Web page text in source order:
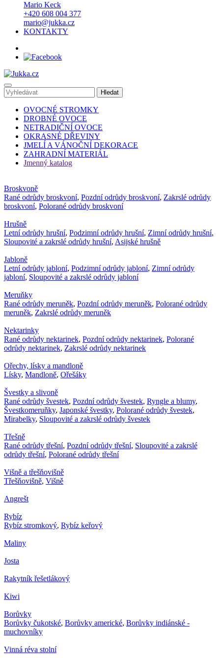
Mario Keck
+420 608 004 377
mario@jukka.cz
KONTAKTY
OVOCNÉ STROMKY
DROBNÉ OVOCE
NETRADIČNÍ OVOCE
OKRASNÉ DŘEVINY
JMELÍ A VÁNOČNÍ DEKORACE
ZAHRADNÍ MATERIÁL
Jmenný katalog
Broskvoně
Rané odrůdy broskvoní, Pozdní odrůdy broskvoní, Zakrslé odrůdy
broskvoní, Polorané odrůdy broskvoní
Hrušně
Letní odrůdy hrušní, Podzimní odrůdy hrušní, Zimní odrůdy hrušní,
Sloupovité a zakrslé odrůdy hrušní, Asijské hrušně
Jabloně
Letní odrůdy jabloní, Podzimní odrůdy jabloní, Zimní odrůdy
jabloní, Sloupovité a zakrslé odrůdy jabloní
Meruňky
Rané odrůdy meruněk, Pozdní odrůdy meruněk, Polorané odrůdy
meruněk, Zakrslé odrůdy meruněk
Nektarinky
Rané odrůdy nektarinek, Pozdní odrůdy nektarinek, Polorané
odrůdy nektarinek, Zakrslé odrůdy nektarinek
Ořechy, lísky a mandloně
Lísky, Mandloně, Ořešáky
Švestky a slivoně
Rané odrůdy švestek, Pozdní odrůdy švestek, Ryngle a blumy,
Švestkomeruňky, Japonské švestky, Polorané odrůdy švestek,
Mirabelky, Sloupovité a zakrslé odrůdy švestek
Třešně
Rané odrůdy třešní, Pozdní odrůdy třešní, Sloupovité a zakrslé
odrůdy třešní, Polorané odrůdy třešní
Višně a třešňovišně
Třešňovišně, Višně
Angrešt
Rybíz
Rybíz stromkový, Rybíz keřový
Maliny
Josta
Rakytník řešetlákový
Kiwi
Borůvky
Borůvky čukotské, Borůvky americké, Borůvky indiánské -
muchovníky
Vinná réva stolní